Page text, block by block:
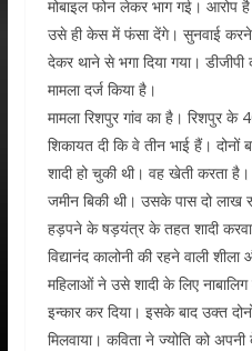
मोबाइल फोन लेकर भाग गई। आरोप
उसे ही केस में फंसा देंगे। सुनवाई
देकर थाने से भगा दिया गया।
मामला दर्ज किया है।
मामला रिशपुर गांव का है। रिशपुर के
शिकायत दी कि वे तीन भाई हैं। दोनों
शादी हो चुकी थी। वह खेती करता
जमीन बिकी थी। उसके पास दो
हड़पने के षड़यंत्र के तहत शादी
विद्यानंद कालोनी की रहने वाली
महिलाओं ने उसे शादी के लिए
इन्कार कर दिया। इसके बाद उक्त
मिलवाया। कविता ने ज्योति को